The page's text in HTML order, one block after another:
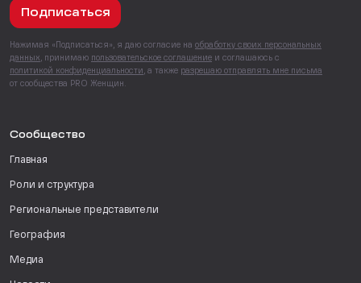
Подписаться
Нажимая «Подписаться», я даю согласие на обработку своих персональных
данных , принимаю пользовательское соглашение и соглашаюсь с
политикой конфиденциальности , а также разрешаю отправлять мне письма
от сообщества PRO Женщин.
Сообщество
Главная
Роли и структура
Региональные представители
География
Медиа